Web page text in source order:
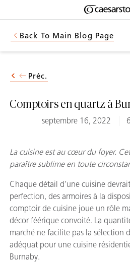
Shaped
by
Back To Main Blog Page
Comptoirs en quartz à
septembre 16, 2022
Préc.
La cuisine est au cœur du foyer.
paraître sublime en toute
Chaque détail d’une cuisine
perfection, des armoires à la
comptoir de cuisine joue un rôle
décor féérique convoité. La
marché ne facilite pas la sélection
adéquat pour une cuisine
Burnaby.